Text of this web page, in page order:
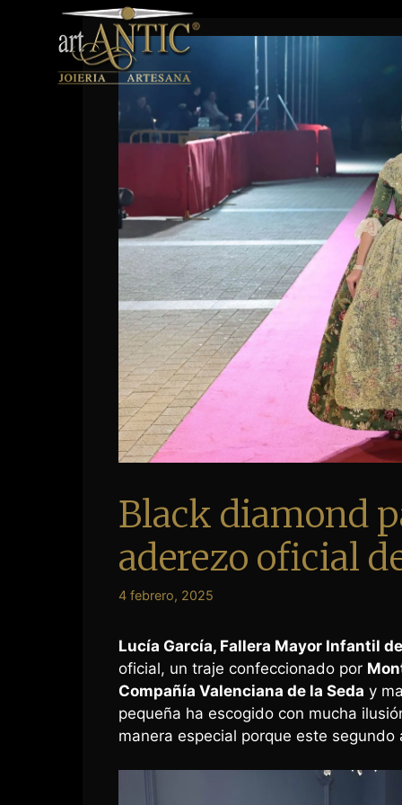
Black diamond
aderezo oficial
4 febrero, 2025
Lucía García, Fallera Mayor Infantil
oficial, un traje confeccionado por
Compañía Valenciana de la Seda y
pequeña ha escogido con mucha
manera especial porque este